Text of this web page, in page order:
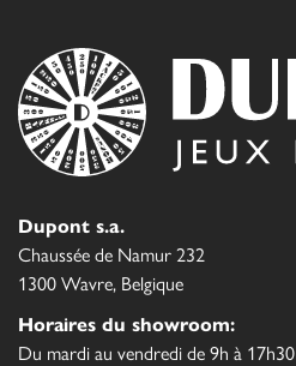
Dupont s.a.
Chaussée de Namur 232
1300 Wavre, Belgique
Horaires du showroom:
Du mardi au vendredi de 9h à 17h30